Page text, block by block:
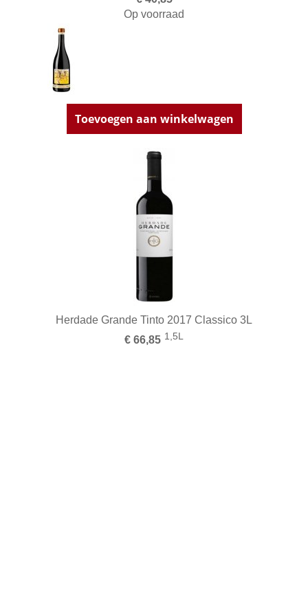
Op voorraad
Toevoegen aan winkelwagen
Herdade Grande Tinto 2017 Classico 3L
€ 66,85 1,5L